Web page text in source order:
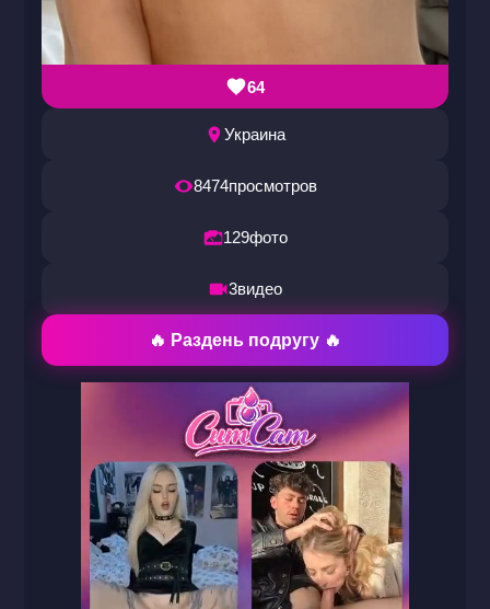
64
Украина
8474просмотров
129фото
3видео
🔥 Раздень подругу 🔥